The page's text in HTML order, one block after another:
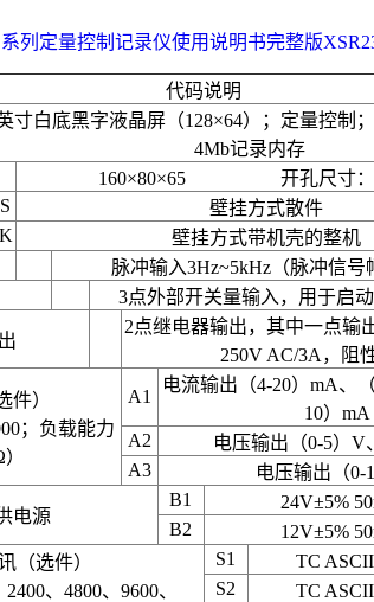
列定量控制记录仪使用说明书完整版
代码说明
寸白底黑字液晶屏（128×64）；定量控制
4Mb记录内存
160×80×65 开孔尺寸：
壁挂方式散件
壁挂方式带机壳的整机
脉冲输入3Hz~5kHz（脉冲信号
3点外部开关量输入，用于启
2点继电器输出，其中一点输
250V AC/3A，阻
件）
；负载能力
A1
电流输出（4-20）mA、
10）mA
A2
电压输出（0-5）V
A3
电压输出（0-
电源
B1
24V±5%
B2
12V±5%
（选件）
、4800、9600、
S1
TC
S2
TC